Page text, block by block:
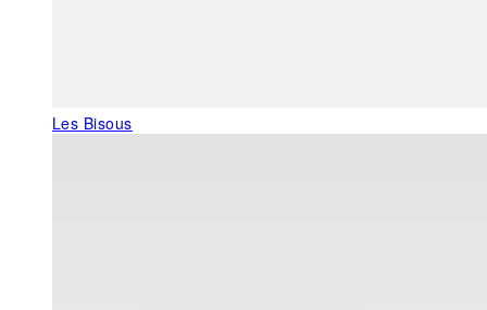
Les Bisous